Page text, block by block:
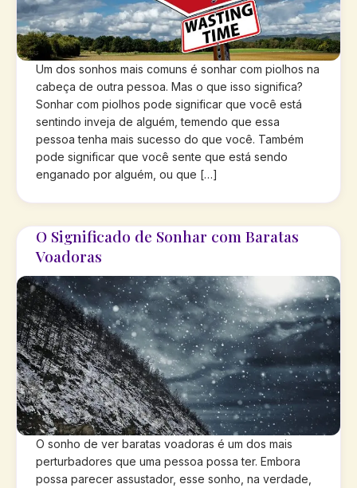
Um dos sonhos mais comuns é sonhar com piolhos na
cabeça de outra pessoa. Mas o que isso significa?
Sonhar com piolhos pode significar que você está
sentindo inveja de alguém, temendo que essa
pessoa tenha mais sucesso do que você. Também
pode significar que você sente que está sendo
enganado por alguém, ou que […]
O Significado de Sonhar com Baratas
Voadoras
O sonho de ver baratas voadoras é um dos mais
perturbadores que uma pessoa possa ter. Embora
possa parecer assustador, esse sonho, na verdade,